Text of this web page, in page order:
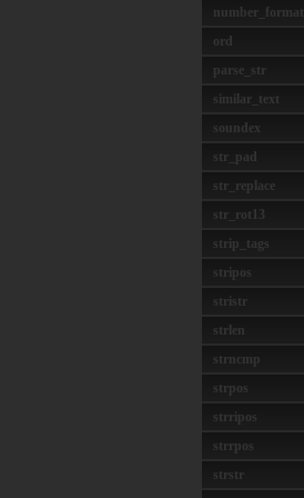
number_format
ord
parse_str
similar_text
soundex
str_pad
str_replace
str_rot13
strip_tags
stripos
stristr
strlen
strncmp
strpos
strripos
strrpos
strstr